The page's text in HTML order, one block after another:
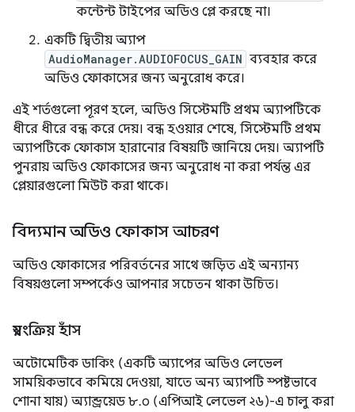
কন্টেন্ট টাইপের অডিও প্লে করছে না।
একটি দ্বিতীয় অ্যাপ
AudioManager.AUDIOFOCUS_GAIN ব্যবহার করে
অডিও ফোকাসের জন্য অনুরোধ করে।
এই শর্তগুলো পূরণ হলে, অডিও সিস্টেমটি প্রথম অ্যাপটিকে
ধীরে ধীরে বন্ধ করে দেয়। বন্ধ হওয়ার শেষে, সিস্টেমটি প্রথম
অ্যাপটিকে ফোকাস হারানোর বিষয়টি জানিয়ে দেয়। অ্যাপটি
পুনরায় অডিও ফোকাসের জন্য অনুরোধ না করা পর্যন্ত এর
প্লেয়ারগুলো মিউট করা থাকে।
বিদ্যমান অডিও ফোকাস আচরণ
অডিও ফোকাসের পরিবর্তনের সাথে জড়িত এই অন্যান্য
বিষয়গুলো সম্পর্কেও আপনার সচেতন থাকা উচিত।
স্বয়ংক্রিয় হাঁস
অটোমেটিক ডাকিং (একটি অ্যাপের অডিও লেভেল
সাময়িকভাবে কমিয়ে দেওয়া, যাতে অন্য অ্যাপটি স্পষ্টভাবে
শোনা যায়) অ্যান্ড্রয়েড ৮.০ (এপিআই লেভেল ২৬)-এ চালু করা